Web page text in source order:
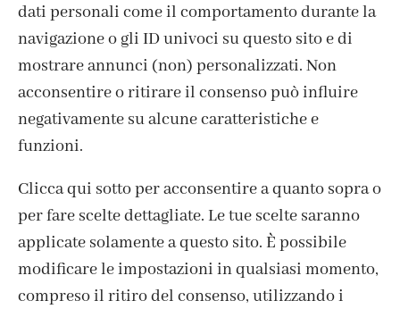
dati personali come il comportamento durante la
navigazione o gli ID univoci su questo sito e di
mostrare annunci (non) personalizzati. Non
acconsentire o ritirare il consenso può influire
negativamente su alcune caratteristiche e
funzioni.
Clicca qui sotto per acconsentire a quanto sopra o
per fare scelte dettagliate. Le tue scelte saranno
applicate solamente a questo sito. È possibile
modificare le impostazioni in qualsiasi momento,
compreso il ritiro del consenso, utilizzando i
ISCRIVITI ALLA NEWSLETTER